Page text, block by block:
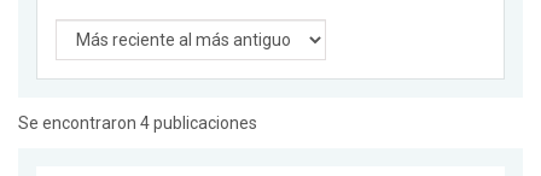
Se encontraron 4 publicaciones